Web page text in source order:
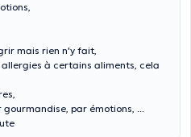
mais rien n'y fait,
à certains aliments, cela
par émotions, ...